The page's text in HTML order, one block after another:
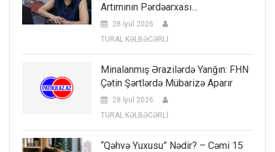
Artımının Pərdəarxası…
28 İyul 2026
TURAL KƏLBƏCƏRLİ
Minalanmış Ərazilərdə Yanğın: FHN
Çətin Şərtlərdə Mübarizə Aparır
28 İyul 2026
TURAL KƏLBƏCƏRLİ
“Qəhvə Yuxusu” Nədir? – Cəmi 15